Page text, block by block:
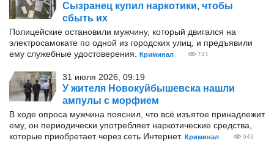
Сызранец купил наркотики, чтобы
сбыть их
Полицейские остановили мужчину, который двигался на
электросамокате по одной из городских улиц, и предъявили
ему служебные удостоверения.
Криминал 741
31 июля 2026, 09:19
У жителя Новокуйбышевска нашли
ампулы с морфием
В ходе опроса мужчина пояснил, что всё изъятое принадлежит
ему, он периодически употребляет наркотические средства,
которые приобретает через сеть Интернет. Криминал 943